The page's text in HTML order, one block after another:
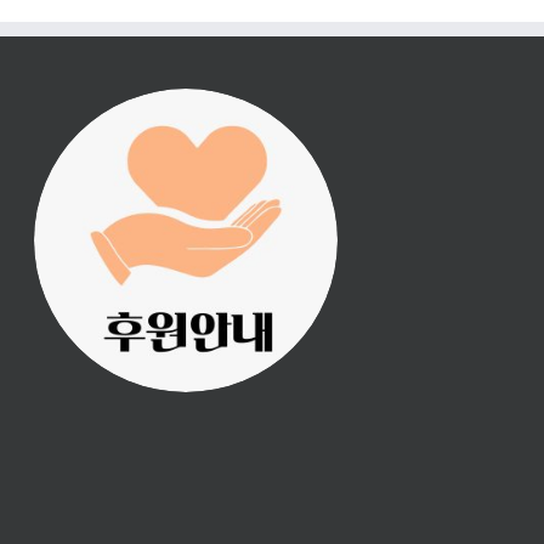
진리횃불 사역은 여러분
의 후원으로 이루어집니
다.